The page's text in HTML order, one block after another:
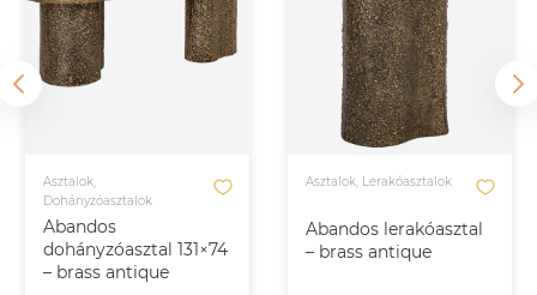
Abandos
dohányzóasztal 131×74
– brass antique
Asztalok,
Dohányzóasztalok
Abandos lerakóasztal
– brass antique
Asztalok, Lerakóasztalok